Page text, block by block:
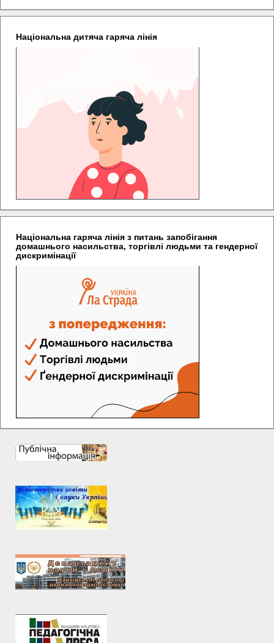
Національна дитяча гаряча лінія
Національна гаряча лінія з питань запобігання
домашнього насильства, торгівлі людьми та гендерної
дискримінації